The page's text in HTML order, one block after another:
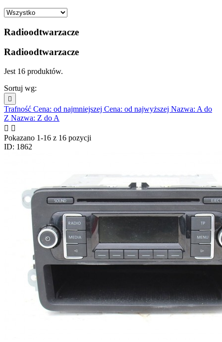
Radioodtwarzacze
Radioodtwarzacze
Jest 16 produktów.
Sortuj wg:

Trafność Cena: od najmniejszej Cena: od najwyższej Nazwa: A do
Z Nazwa: Z do A
 
Pokazano 1-16 z 16 pozycji
ID: 1862